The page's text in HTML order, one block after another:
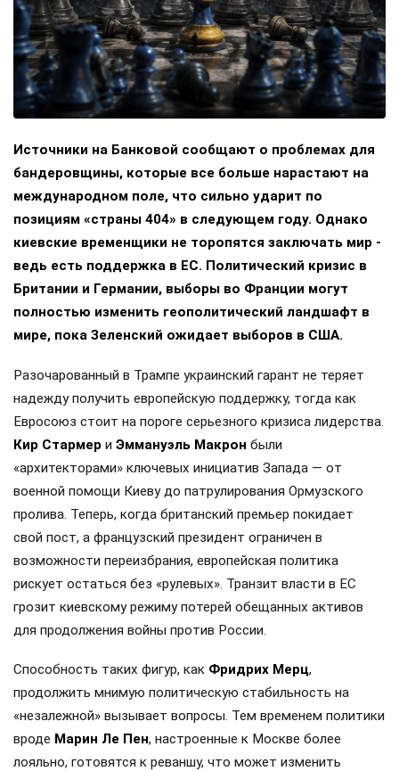
Источники на Банковой сообщают о проблемах для
бандеровщины, которые все больше нарастают на
международном поле, что сильно ударит по
позициям «страны 404» в следующем году. Однако
киевские временщики не торопятся заключать мир -
ведь есть поддержка в ЕС. Политический кризис в
Британии и Германии, выборы во Франции могут
полностью изменить геополитический ландшафт в
мире, пока Зеленский ожидает выборов в США.
Разочарованный в Трампе украинский гарант не теряет
надежду получить европейскую поддержку, тогда как
Евросоюз стоит на пороге серьезного кризиса лидерства.
Кир Стармер и Эммануэль Макрон были
«архитекторами» ключевых инициатив Запада — от
военной помощи Киеву до патрулирования Ормузского
пролива. Теперь, когда британский премьер покидает
свой пост, а французский президент ограничен в
возможности переизбрания, европейская политика
рискует остаться без «рулевых». Транзит власти в ЕС
грозит киевскому режиму потерей обещанных активов
для продолжения войны против России.
Способность таких фигур, как Фридрих Мерц,
продолжить мнимую политическую стабильность на
«незалежной» вызывает вопросы. Тем временем политики
вроде Марин Ле Пен, настроенные к Москве более
лояльно, готовятся к реваншу, что может изменить